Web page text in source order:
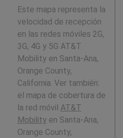
Este mapa representa la
velocidad de recepción
en las redes móviles 2G,
3G, 4G y 5G AT&T
Mobility en Santa-Ana,
Orange County,
California. Ver también:
el mapa de cobertura de
la red móvil AT&T
Mobilityen Santa-Ana,
Orange County,